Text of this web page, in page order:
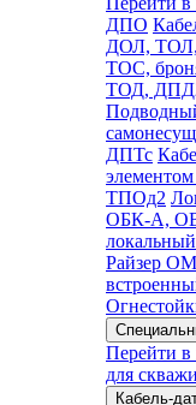
ДПО
ДОЛ, ТОЛ,
ТОС,
ТОД,
ДПТс
ТПОд2
ОБК-А,
Райзер
Перейти в
для
Кабель-